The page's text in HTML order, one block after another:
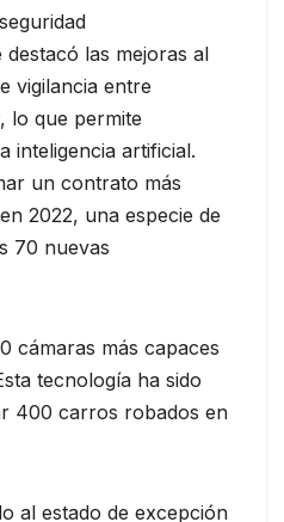
las mejoras al
vigilancia entre
lo que permite
inteligencia artificial.
un contrato más
2022, una especie de
70 nuevas
cámaras más capaces
tecnología ha sido
400 carros robados en
al estado de excepción